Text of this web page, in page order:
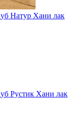
Натур Хани лак
Рустик Хани лак